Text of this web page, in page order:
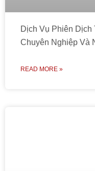
Dịch Vụ Phiên Dịch
Chuyên Nghiệp Và
READ MORE »